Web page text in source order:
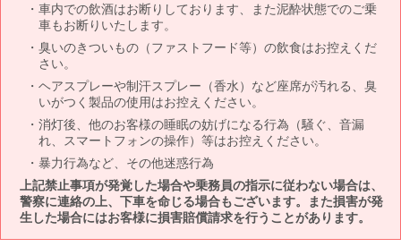
車内での飲酒はお断りしております、また泥酔状態でのご乗
車もお断りいたします。
臭いのきついもの（ファストフード等）の飲食はお控えくだ
さい。
ヘアスプレーや制汗スプレー（香水）など座席が汚れる、臭
いがつく製品の使用はお控えください。
消灯後、他のお客様の睡眠の妨げになる行為（騒ぐ、音漏
れ、スマートフォンの操作）等はお控えください。
暴力行為など、その他迷惑行為
上記禁止事項が発覚した場合や乗務員の指示に従わない場合は、
警察に連絡の上、下車を命じる場合もございます。また損害が発
生した場合にはお客様に損害賠償請求を行うことがあります。